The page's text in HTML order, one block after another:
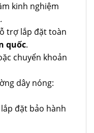
kinh nghiệm
trợ lắp đặt toàn
quốc.
chuyển khoản
dây nóng:
đặt bảo hành